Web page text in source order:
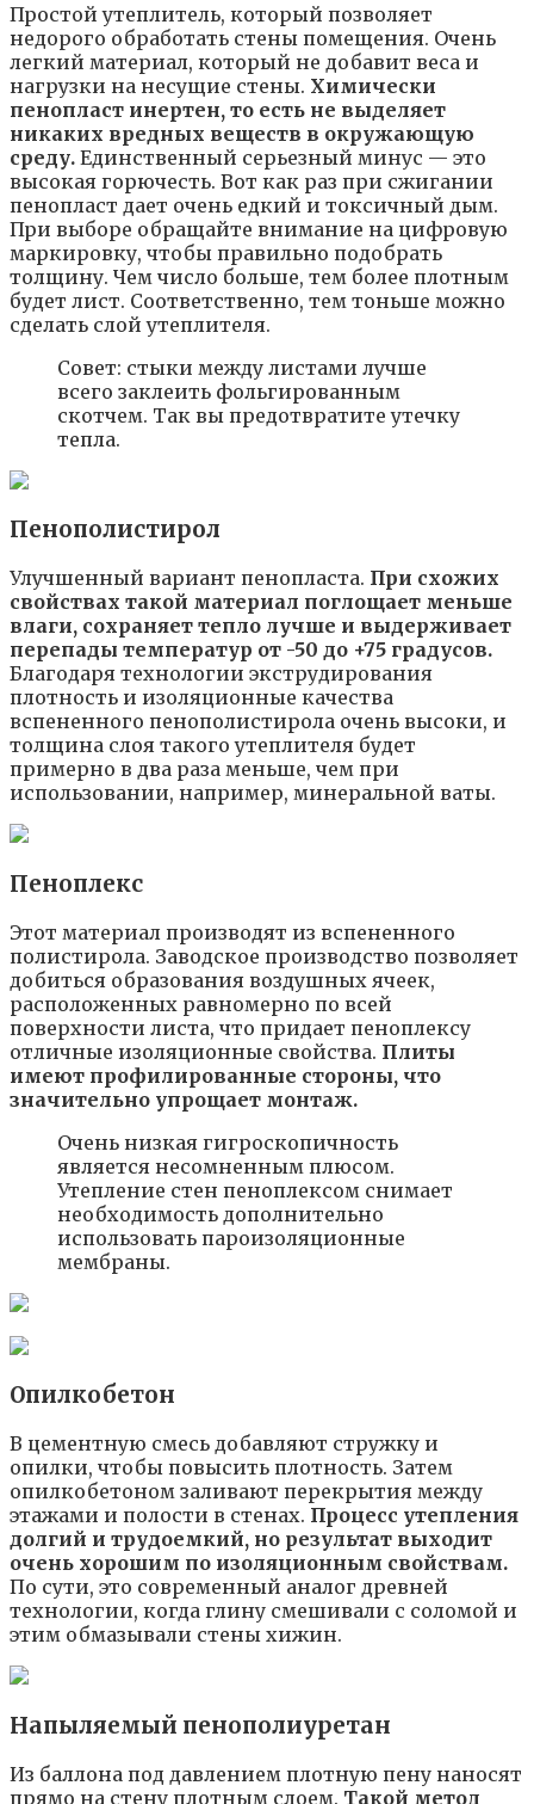
Простой утеплитель, который позволяет
недорого обработать стены помещения. Очень
легкий материал, который не добавит веса и
нагрузки на несущие стены. Химически
пенопласт инертен, то есть не выделяет
никаких вредных веществ в окружающую
среду. Единственный серьезный минус — это
высокая горючесть. Вот как раз при сжигании
пенопласт дает очень едкий и токсичный дым.
При выборе обращайте внимание на цифровую
маркировку, чтобы правильно подобрать
толщину. Чем число больше, тем более плотным
будет лист. Соответственно, тем тоньше можно
сделать слой утеплителя.
Совет: стыки между листами лучше
всего заклеить фольгированным
скотчем. Так вы предотвратите утечку
тепла.
Пенополистирол
Улучшенный вариант пенопласта. При схожих
свойствах такой материал поглощает меньше
влаги, сохраняет тепло лучше и выдерживает
перепады температур от -50 до +75 градусов.
Благодаря технологии экструдирования
плотность и изоляционные качества
вспененного пенополистирола очень высоки, и
толщина слоя такого утеплителя будет
примерно в два раза меньше, чем при
использовании, например, минеральной ваты.
Пеноплекс
Этот материал производят из вспененного
полистирола. Заводское производство позволяет
добиться образования воздушных ячеек,
расположенных равномерно по всей
поверхности листа, что придает пеноплексу
отличные изоляционные свойства. Плиты
имеют профилированные стороны, что
значительно упрощает монтаж.
Очень низкая гигроскопичность
является несомненным плюсом.
Утепление стен пеноплексом снимает
необходимость дополнительно
использовать пароизоляционные
мембраны.
Опилкобетон
В цементную смесь добавляют стружку и
опилки, чтобы повысить плотность. Затем
опилкобетоном заливают перекрытия между
этажами и полости в стенах. Процесс утепления
долгий и трудоемкий, но результат выходит
очень хорошим по изоляционным свойствам.
По сути, это современный аналог древней
технологии, когда глину смешивали с соломой и
этим обмазывали стены хижин.
Напыляемый пенополиуретан
Из баллона под давлением плотную пену наносят
прямо на стену плотным слоем. Такой метод